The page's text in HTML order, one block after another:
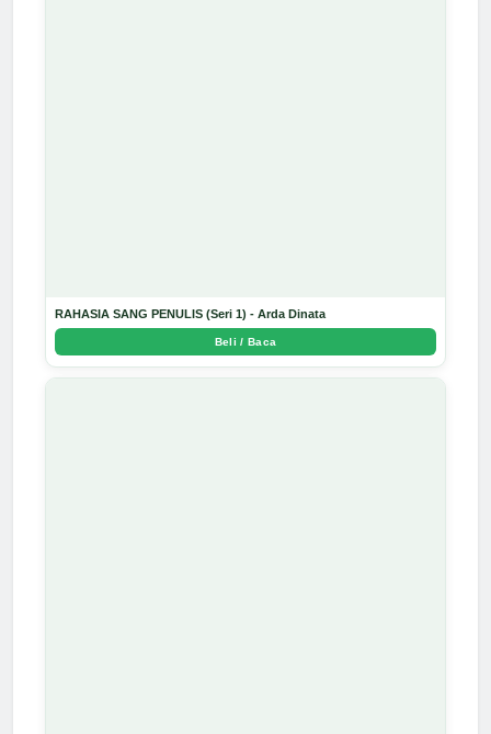
RAHASIA SANG PENULIS (Seri 1) - Arda Dinata
Beli / Baca